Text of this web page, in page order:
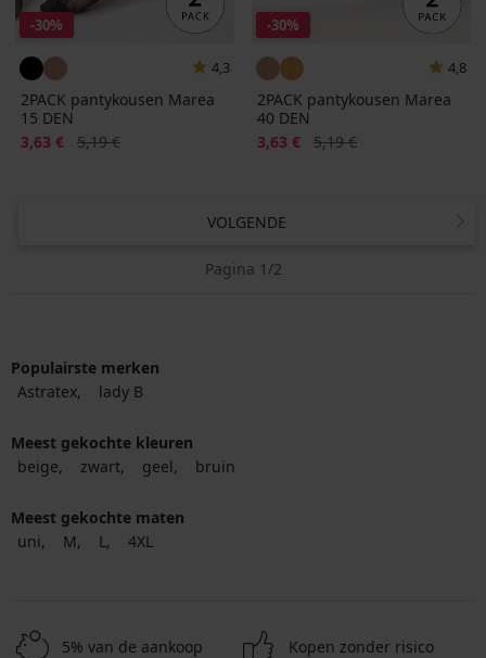
-30%
4,3
2PACK pantykousen Marea
15 DEN
Korting
3,63 € Oorspronkelijke prijs
5,19 €
-30%
4,8
2PACK pantykousen Marea
40 DEN
Korting
3,63 € Oorspronkelijke prijs
5,19 €
VOLGENDE
Pagina 1/2
Populairste merken
Astratex
lady B
Meest gekochte kleuren
beige
zwart geel bruin
Meest gekochte maten
uni
M L 4XL
5% van de aankoop Kopen zonder risico